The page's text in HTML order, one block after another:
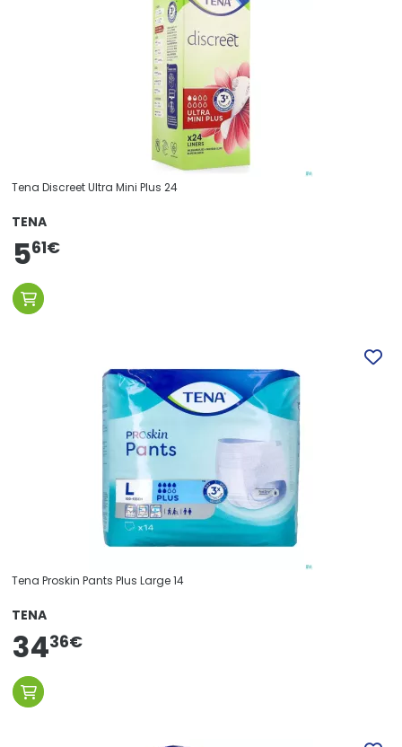
Tena Discreet Ultra Mini Plus 24
TENA
561€
Tena Proskin Pants Plus Large 14
TENA
3436€